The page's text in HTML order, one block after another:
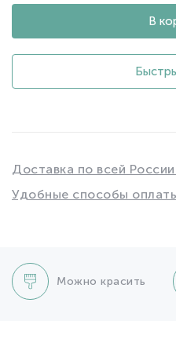
В
Доставка по всей
Удобные способы
Можно красить